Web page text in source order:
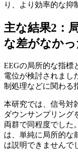
り、より効率的な抑
主な結果2：
な差がなかっ
EEGの局所的な指標
電位が検討されまし
制処理などに関わる
本研究では、信号対
ダウンサンプリング
両群で同程度でした
は、単純に局所的な
は説明できませんで